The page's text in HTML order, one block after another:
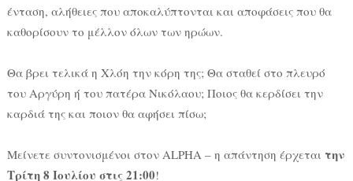
ένταση, αλήθειες που αποκαλύπτονται και αποφάσεις που θα
καθορίσουν το μέλλον όλων των ηρώων.
Θα βρει τελικά η Χλόη την κόρη της; Θα σταθεί στο πλευρό
του Αργύρη ή του πατέρα Νικόλαου; Ποιος θα κερδίσει την
καρδιά της και ποιον θα αφήσει πίσω;
Μείνετε συντονισμένοι στον ALPHA – η απάντηση έρχεται την
Τρίτη 8 Ιουλίου στις 21:00!